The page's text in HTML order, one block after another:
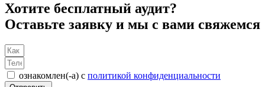
Хотите бесплатный аудит?
Оставьте заявку и мы с вами свяжемся
ознакомлен(-а) c политикой конфиденциальности